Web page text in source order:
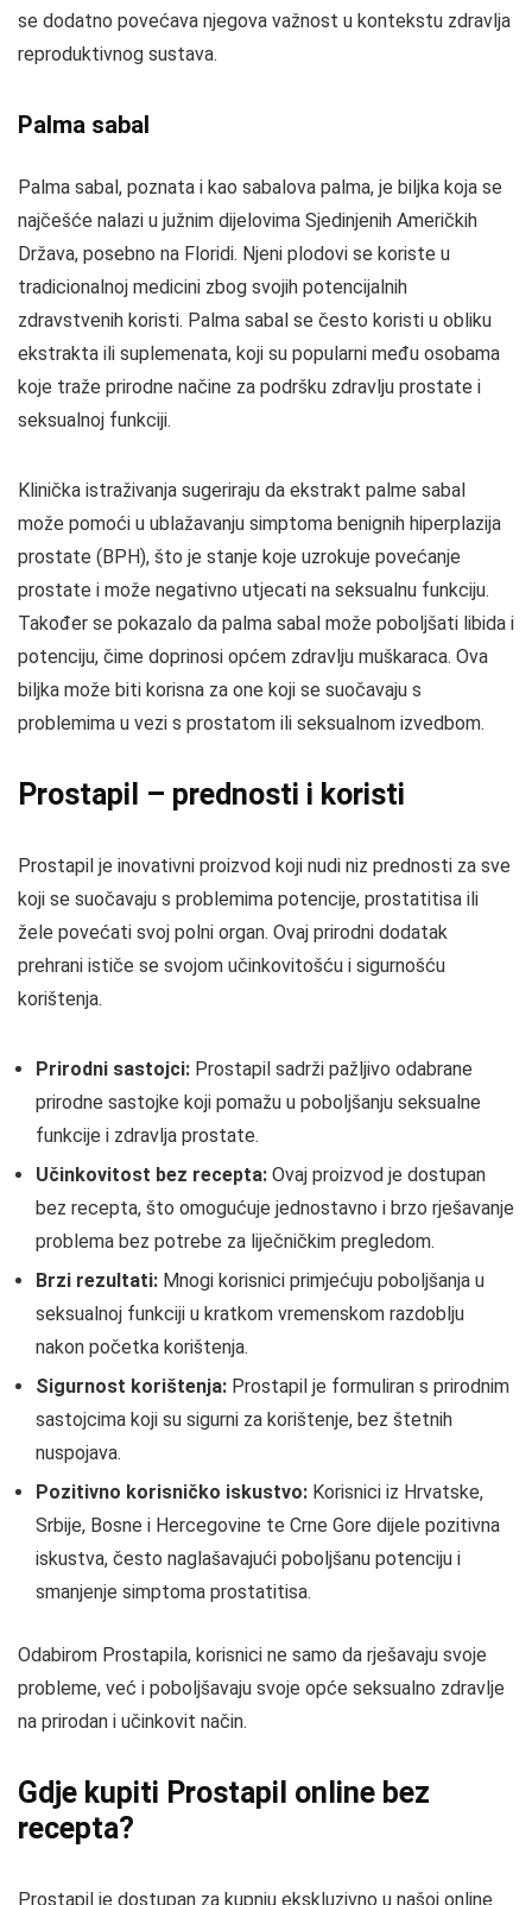
se dodatno povećava njegova važnost u kontekstu zdravlja
reproduktivnog sustava.
Palma sabal
Palma sabal, poznata i kao sabalova palma, je biljka koja se
najčešće nalazi u južnim dijelovima Sjedinjenih Američkih
Država, posebno na Floridi. Njeni plodovi se koriste u
tradicionalnoj medicini zbog svojih potencijalnih
zdravstvenih koristi. Palma sabal se često koristi u obliku
ekstrakta ili suplemenata, koji su popularni među osobama
koje traže prirodne načine za podršku zdravlju prostate i
seksualnoj funkciji.
Klinička istraživanja sugeriraju da ekstrakt palme sabal
može pomoći u ublažavanju simptoma benignih hiperplazija
prostate (BPH), što je stanje koje uzrokuje povećanje
prostate i može negativno utjecati na seksualnu funkciju.
Također se pokazalo da palma sabal može poboljšati libida i
potenciju, čime doprinosi općem zdravlju muškaraca. Ova
biljka može biti korisna za one koji se suočavaju s
problemima u vezi s prostatom ili seksualnom izvedbom.
Prostapil – prednosti i koristi
Prostapil je inovativni proizvod koji nudi niz prednosti za sve
koji se suočavaju s problemima potencije, prostatitisa ili
žele povećati svoj polni organ. Ovaj prirodni dodatak
prehrani ističe se svojom učinkovitošću i sigurnošću
korištenja.
Prirodni sastojci: Prostapil sadrži pažljivo odabrane
prirodne sastojke koji pomažu u poboljšanju seksualne
funkcije i zdravlja prostate.
Učinkovitost bez recepta: Ovaj proizvod je dostupan
bez recepta, što omogućuje jednostavno i brzo rješavanje
problema bez potrebe za liječničkim pregledom.
Brzi rezultati: Mnogi korisnici primjećuju poboljšanja u
seksualnoj funkciji u kratkom vremenskom razdoblju
nakon početka korištenja.
Sigurnost korištenja: Prostapil je formuliran s prirodnim
sastojcima koji su sigurni za korištenje, bez štetnih
nuspojava.
Pozitivno korisničko iskustvo: Korisnici iz Hrvatske,
Srbije, Bosne i Hercegovine te Crne Gore dijele pozitivna
iskustva, često naglašavajući poboljšanu potenciju i
smanjenje simptoma prostatitisa.
Odabirom Prostapila, korisnici ne samo da rješavaju svoje
probleme, već i poboljšavaju svoje opće seksualno zdravlje
na prirodan i učinkovit način.
Gdje kupiti Prostapil online bez
recepta?
Prostapil je dostupan za kupnju ekskluzivno u našoj online